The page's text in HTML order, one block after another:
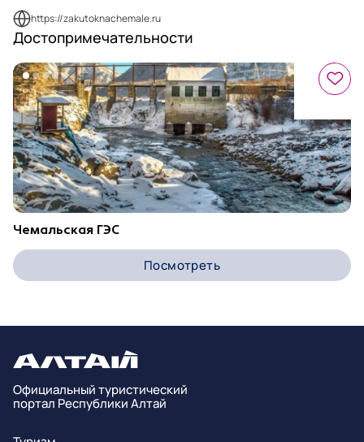
https://zakutoknachemale.ru
Достопримечательности
Чемальская ГЭС
Посмотреть
Официальный туристический
портал Республики Алтай